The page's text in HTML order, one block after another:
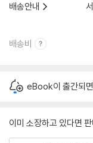
배송안내
배송비
eBook이 출간되
이미 소장하고 있다면